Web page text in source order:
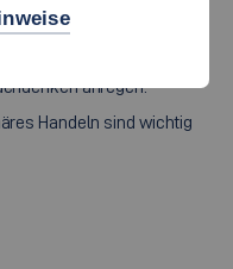
in andere Themen
anregen.
Handeln sind wichtig